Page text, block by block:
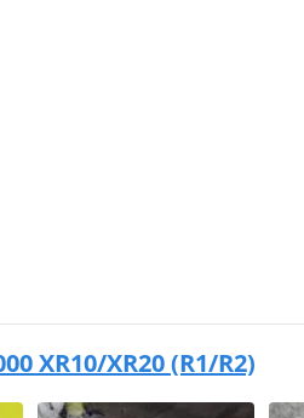
XR10/XR20 (R1/R2)